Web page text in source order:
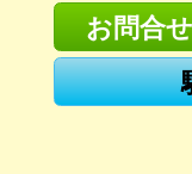
お問合